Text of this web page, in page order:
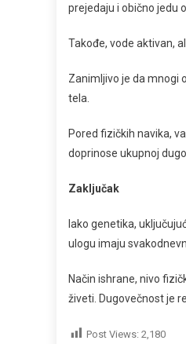
prejedaju i obično jedu
Takođe, vode aktivan,
Zanimljivo je da mnogi
tela.
Pored fizičkih navika,
doprinose ukupnoj
Zaključak
Iako genetika,
ulogu imaju
Način ishrane, nivo
živeti. Dugovečnost je
Post Views: 2,180